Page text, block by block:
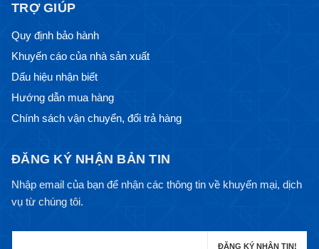
TRỢ GIÚP
Quy định bảo hành
Khuyến cáo của nhà sản xuất
Dấu hiệu nhận biết
Hướng dẫn mua hàng
Chính sách vận chuyển, đổi trả hàng
ĐĂNG KÝ NHẬN BẢN TIN
Nhập email của bạn để nhận các thông tin về khuyến mại, dịch
vụ từ chúng tôi.